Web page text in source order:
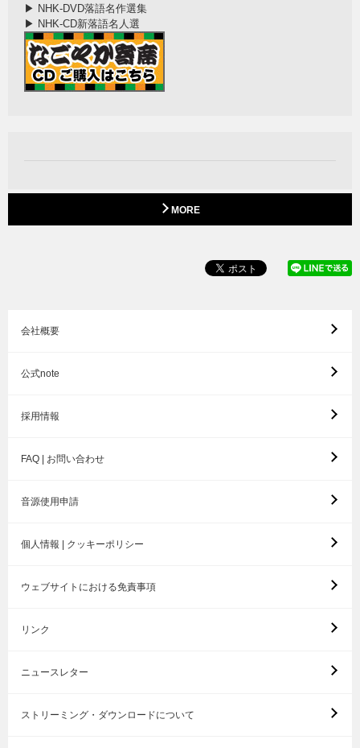
▶ NHK-DVD落語名作選集
▶ NHK-CD新落語名人選
MORE
会社概要
公式note
採用情報
FAQ | お問い合わせ
音源使用申請
個人情報 | クッキーポリシー
ウェブサイトにおける免責事項
リンク
ニュースレター
ストリーミング・ダウンロードについて